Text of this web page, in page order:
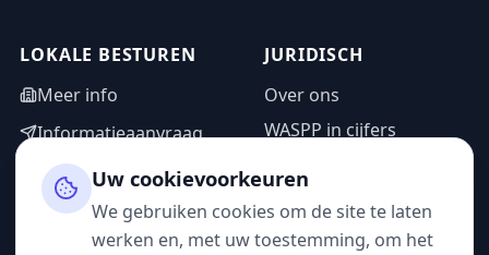
LOKALE BESTUREN
Meer info
Informatieaanvraag
Adminzone
JURIDISCH
Over ons
WASPP in cijfers
Privacybeleid
Gebruiksvoorwaarden
Uw cookievoorkeuren
We gebruiken cookies om de site te laten
werken en, met uw toestemming, om het